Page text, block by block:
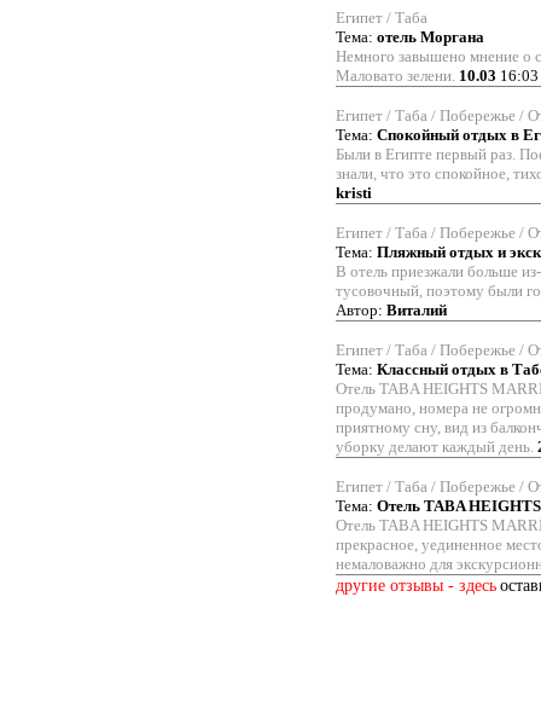
Египет / Таба
Тема: отель Моргана
Немного завышено мнение о
Маловато зелени. 10.03
Египет / Таба / Побережье /
Тема: Спокойный отдых в
Были в Египте первый раз.
знали, что это спокойное,
kristi
Египет / Таба / Побережье /
Тема: Пляжный отдых и
В отель приезжали больше
тусовочный, поэтому были
Автор: Виталий
Египет / Таба / Побережье /
Тема: Классный отдых в
Отель TABA HEIGHTS
продумано, номера не
приятному сну, вид из
уборку делают каждый день.
Египет / Таба / Побережье /
Тема: Отель TABA
Отель TABA HEIGHTS
прекрасное, уединенное
немаловажно для
другие отзывы - здесь